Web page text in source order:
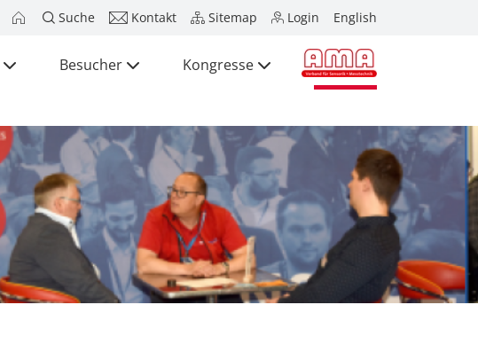
Suche Kontakt Sitemap Login English
Besucher Kongresse Presse
Kongresse
Presse